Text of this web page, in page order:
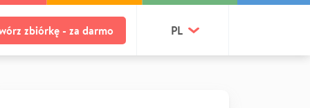
zbiórkę - za darmo PL